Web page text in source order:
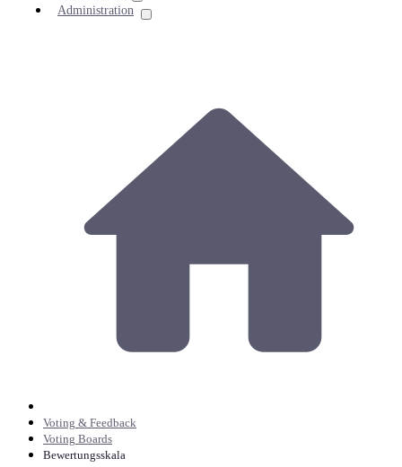
Administration
Voting & Feedback
Voting Boards
Bewertungsskala